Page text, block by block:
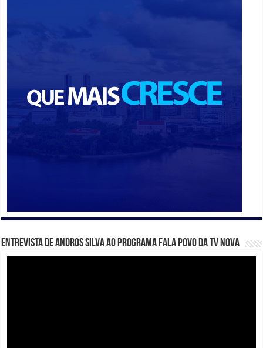
Entrevista de Andros Silva ao programa Fala Povo da TV Nova